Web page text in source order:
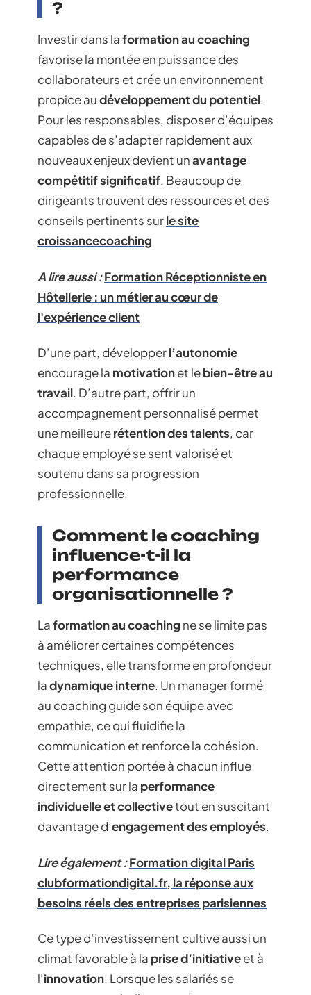
?
Investir dans laformation au coaching
favorise la montée en puissance des
collaborateurs et crée un environnement
propice audéveloppement du potentiel.
Pour les responsables, disposer d’équipes
capables de s’adapter rapidement aux
nouveaux enjeux devient unavantage
compétitif significatif. Beaucoup de
dirigeants trouvent des ressources et des
conseils pertinents surle site
croissancecoaching
A lire aussi :Formation Réceptionniste en
Hôtellerie : un métier au cœur de
l'expérience client
D’une part, développerl’autonomie
encourage la motivationet lebien-être au
travail. D’autre part, offrir un
accompagnement personnalisé permet
une meilleurerétention des talents, car
chaque employé se sent valorisé et
soutenu dans sa progression
professionnelle.
Comment le coaching
influence-t-il la
performance
organisationnelle ?
Laformation au coaching ne se limite pas
à améliorer certaines compétences
techniques, elle transforme en profondeur
ladynamique interne. Un manager formé
au coaching guide son équipe avec
empathie, ce qui fluidifie la
communication et renforce la cohésion.
Cette attention portée à chacun influe
directement sur la performance
individuelle et collectivetout en suscitant
davantage d’engagement des employés.
Lire également :Formation digital Paris
clubformationdigital.fr, la réponse aux
besoins réels des entreprises parisiennes
Ce type d’investissement cultive aussi un
climat favorable à la prise d’initiativeet à
l’innovation. Lorsque les salariés se